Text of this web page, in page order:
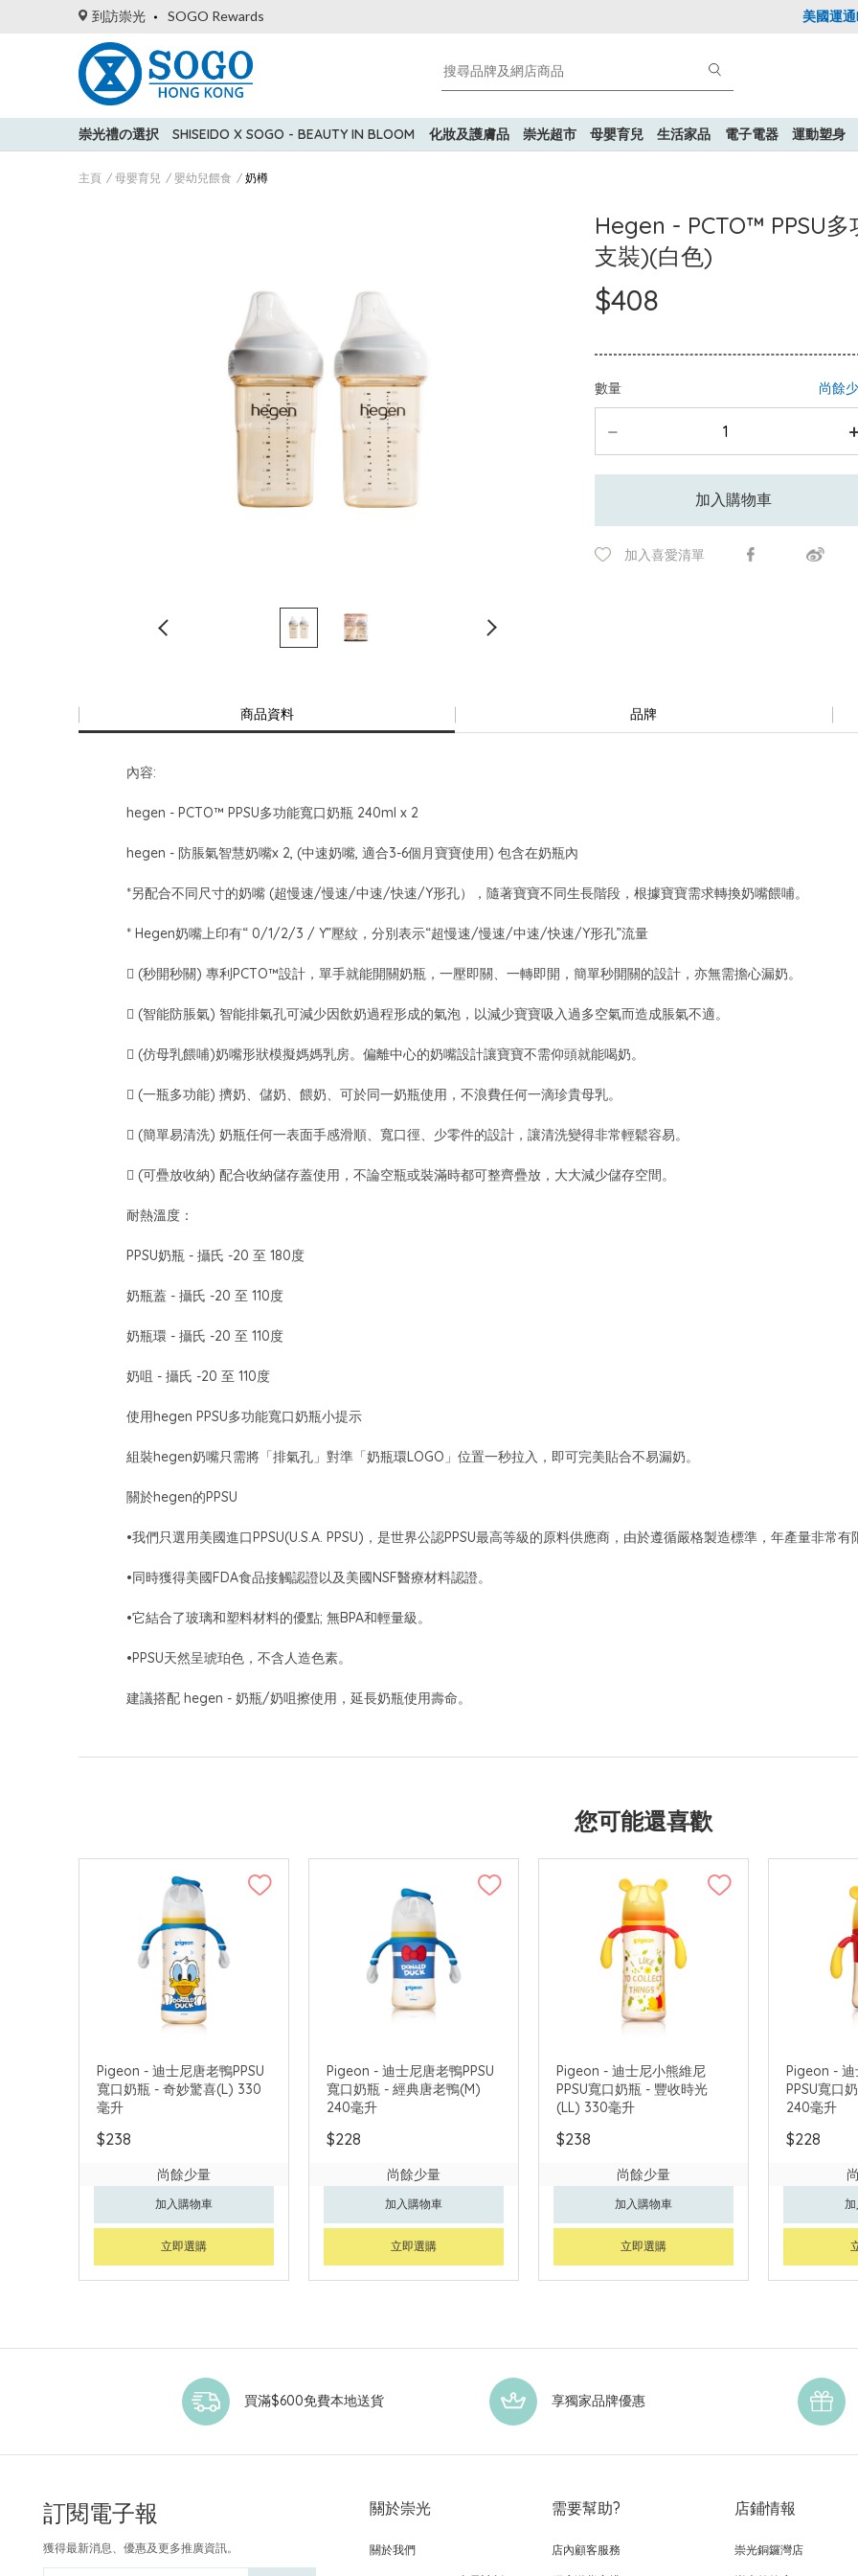
到訪崇光 SOGO Rewards 美國運通
崇光禮の選択 SHISEIDO X SOGO - BEAUTY IN BLOOM 化妝及護膚品 崇光超市 母嬰育兒 生活家品 電子電器 運動塑身
主頁 母嬰育兒 嬰幼兒餵食 奶樽
Hegen - PCTO™ PPSU
支裝)(白色)
$408
數量 尚餘
加入購物車
加入喜愛清單
商品資料 品牌
內容:
hegen - PCTO™ PPSU多功能寬口奶瓶 240ml x 2
hegen - 防脹氣智慧奶嘴x 2, (中速奶嘴, 適合3-6個月寶寶使用) 包含在奶瓶內
*另配合不同尺寸的奶嘴 (超慢速/慢速/中速/快速/Y形孔），隨著寶寶不同生長階段，根據寶寶需求轉換奶嘴餵哺。
* Hegen奶嘴上印有“ 0/1/2/3 / Y”壓紋，分別表示“超慢速/慢速/中速/快速/Y形孔”流量
 (秒開秒關) 專利PCTO™設計，單手就能開關奶瓶，一壓即關、一轉即開，簡單秒開關的設計，亦無需擔心漏奶。
 (智能防脹氣) 智能排氣孔可減少因飲奶過程形成的氣泡，以減少寶寶吸入過多空氣而造成脹氣不適。
 (仿母乳餵哺)奶嘴形狀模擬媽媽乳房。偏離中心的奶嘴設計讓寶寶不需仰頭就能喝奶。
 (一瓶多功能) 擠奶、儲奶、餵奶、可於同一奶瓶使用，不浪費任何一滴珍貴母乳。
 (簡單易清洗) 奶瓶任何一表面手感滑順、寬口徑、少零件的設計，讓清洗變得非常輕鬆容易。
 (可疊放收納) 配合收納儲存蓋使用，不論空瓶或裝滿時都可整齊疊放，大大減少儲存空間。
耐熱溫度：
PPSU奶瓶 - 攝氏 -20 至 180度
奶瓶蓋 - 攝氏 -20 至 110度
奶瓶環 - 攝氏 -20 至 110度
奶咀 - 攝氏 -20 至 110度
使用hegen PPSU多功能寬口奶瓶小提示
組裝hegen奶嘴只需將「排氣孔」對準「奶瓶環LOGO」位置一秒拉入，即可完美貼合不易漏奶。
關於hegen的PPSU
•我們只選用美國進口PPSU(U.S.A. PPSU)，是世界公認PPSU最高等級的原料供應商，由於遵循嚴格製造標準，年產量非常有
•同時獲得美國FDA食品接觸認證以及美國NSF醫療材料認證。
•它結合了玻璃和塑料材料的優點; 無BPA和輕量級。
•PPSU天然呈琥珀色，不含人造色素。
建議搭配 hegen - 奶瓶/奶咀擦使用，延長奶瓶使用壽命。
您可能還喜歡
Pigeon - 迪士尼唐老鴨PPSU
寬口奶瓶 - 奇妙驚喜(L) 330
毫升
$238
尚餘少量
加入購物車
立即選購
Pigeon - 迪士尼唐老鴨PPSU
寬口奶瓶 - 經典唐老鴨(M)
240毫升
$228
尚餘少量
加入購物車
立即選購
Pigeon - 迪士尼小熊維尼
PPSU寬口奶瓶 - 豐收時光
(LL) 330毫升
$238
尚餘少量
加入購物車
立即選購
Pigeon -
PPSU寬口
240毫升
$228
買滿$600免費本地送貨 享獨家品牌優惠
訂閱電子報
獲得最新消息、優惠及更多推廣資訊。
關於崇光
關於我們
需要幫助?
店內顧客服務
店鋪情報
崇光銅鑼灣店